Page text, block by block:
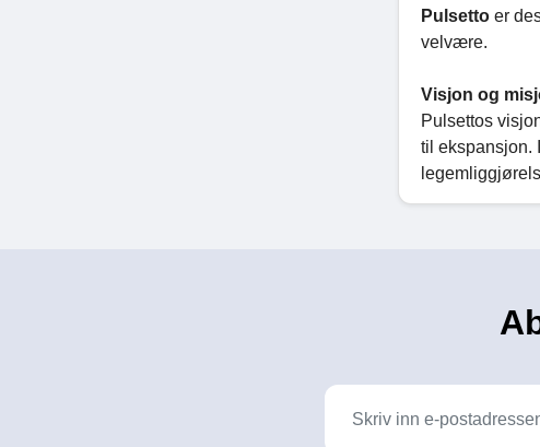
Pulsetto er
velvære.
Visjon og
Pulsettos
til ekspansjon.